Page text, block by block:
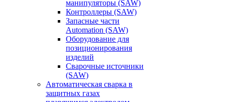
манипуляторы (SAW)
Контроллеры (SAW)
Запасные части
Automation (SAW)
Оборудование для
позиционирования
изделий
Сварочные источники
(SAW)
Автоматическая сварка в
защитных газах